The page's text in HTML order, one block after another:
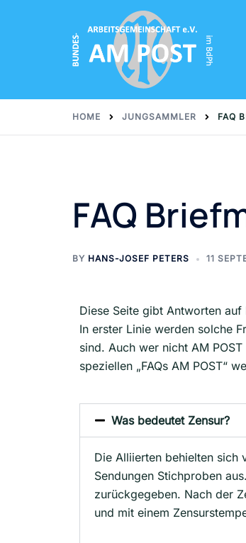
HOME JUNGSAMMLER FAQ
FAQ
BY HANS-JOSEF PETERS 11
Diese Seite gibt Antworten
In erster Linie werden solche
sind. Auch wer nicht AM
speziellen „FAQs AM POST“
Was bedeutet Zensur?
Die Alliierten behielten sich
Sendungen Stichproben
zurückgegeben. Nach der
und mit einem